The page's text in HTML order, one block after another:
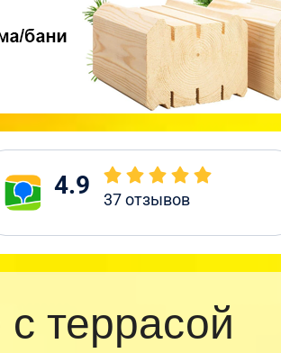
4.9 37отзывов
террасой